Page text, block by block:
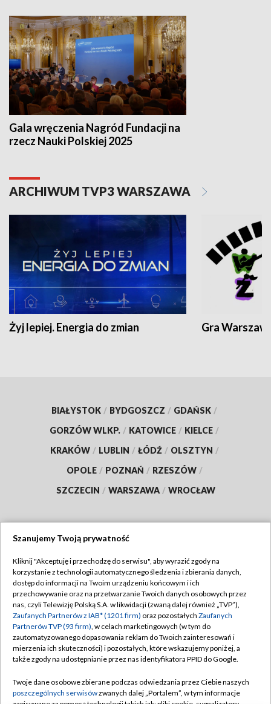
Gala wręczenia Nagród Fundacji na
rzecz Nauki Polskiej 2025
ARCHIWUM TVP3 WARSZAWA
Żyj lepiej. Energia do zmian Gra
BIAŁYSTOK / BYDGOSZCZ / GDAŃSK /
GORZÓW WLKP. / KATOWICE / KIELCE /
KRAKÓW / LUBLIN / ŁÓDŹ / OLSZTYN /
OPOLE / POZNAŃ / RZESZÓW /
SZCZECIN / WARSZAWA / WROCŁAW
TVP
Abonament TVP
Emisja w TVP
Centrum informacji TVP
Naziemna Telewizja Cyfrowa
Rada Programowa
Regulamin TVP
Polityka prywatności
Moje zgody
Pomoc
Kontakt
Szanujemy Twoją prywatność
Kliknij "Akceptuję i przechodzę do serwisu", aby wyrazić zgody na
korzystanie z technologii automatycznego śledzenia i zbierania danych,
dostęp do informacji na Twoim urządzeniu końcowym i ich
przechowywanie oraz na przetwarzanie Twoich danych osobowych przez
nas, czyli Telewizję Polską S.A. w likwidacji (zwaną dalej również „TVP”),
Zaufanych Partnerów z IAB* (1201 firm) oraz pozostałych Zaufanych
Partnerów TVP (93 firm), w celach marketingowych (w tym do
zautomatyzowanego dopasowania reklam do Twoich zainteresowań i
mierzenia ich skuteczności) i pozostałych, które wskazujemy poniżej, a
także zgody na udostępnianie przez nas identyfikatora PPID do Google.
Twoje dane osobowe zbierane podczas odwiedzania przez Ciebie naszych
poszczególnych serwisówzwanych dalej „Portalem”, w tym informacje